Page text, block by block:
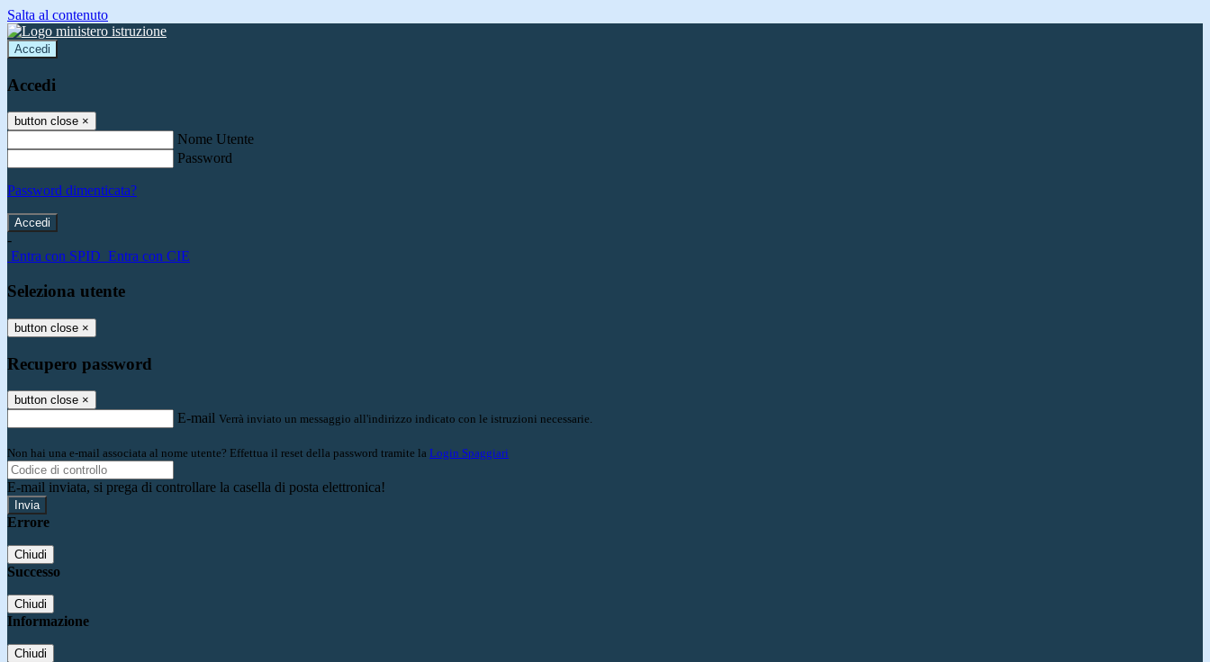
Salta al contenuto
Accedi
Accedi
button close ×
Nome Utente
Password
Password dimenticata?
-
Entra con SPID Entra con CIE
Seleziona utente
button close ×
Recupero password
button close ×
E-mail Verrà inviato un messaggio all'indirizzo indicato con le istruzioni necessarie.
Non hai una e-mail associata al nome utente? Effettua il reset della password tramite la Login Spaggiari
E-mail inviata, si prega di controllare la casella di posta elettronica!
Errore
Chiudi
Successo
Chiudi
Informazione
Chiudi